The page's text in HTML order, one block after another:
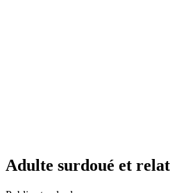
Adulte surdoué et